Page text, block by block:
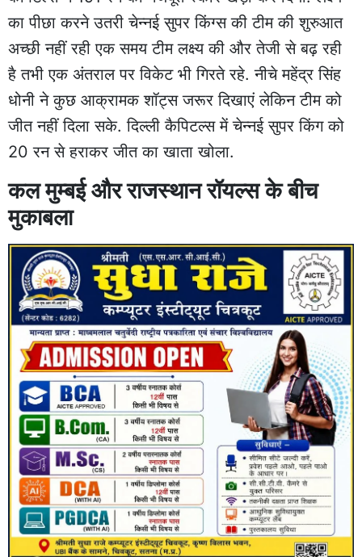
का पीछा करने उतरी चेन्नई सुपर किंग्स की टीम की शुरुआत
अच्छी नहीं रही एक समय टीम लक्ष्य की और तेजी से बढ़ रही
है तभी एक अंतराल पर विकेट भी गिरते रहे. नीचे महेंद्र सिंह
धोनी ने कुछ आक्रामक शॉट्स जरूर दिखाएं लेकिन टीम को
जीत नहीं दिला सके. दिल्ली कैपिटल्स में चेन्नई सुपर किंग को
20 रन से हराकर जीत का खाता खोला.
कल मुम्बई और राजस्थान रॉयल्स के बीच
मुकाबला